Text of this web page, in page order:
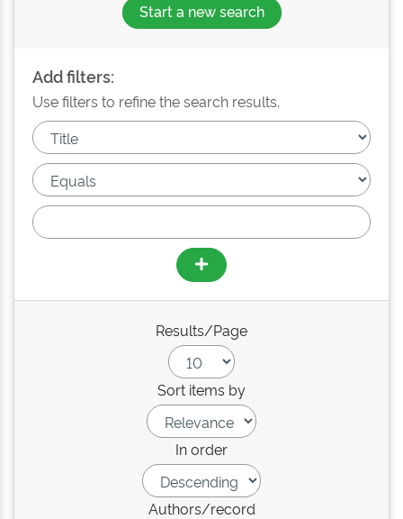
Start a new search
Add filters:
Use filters to refine the search results.
Results/Page
Sort items by
In order
Authors/record